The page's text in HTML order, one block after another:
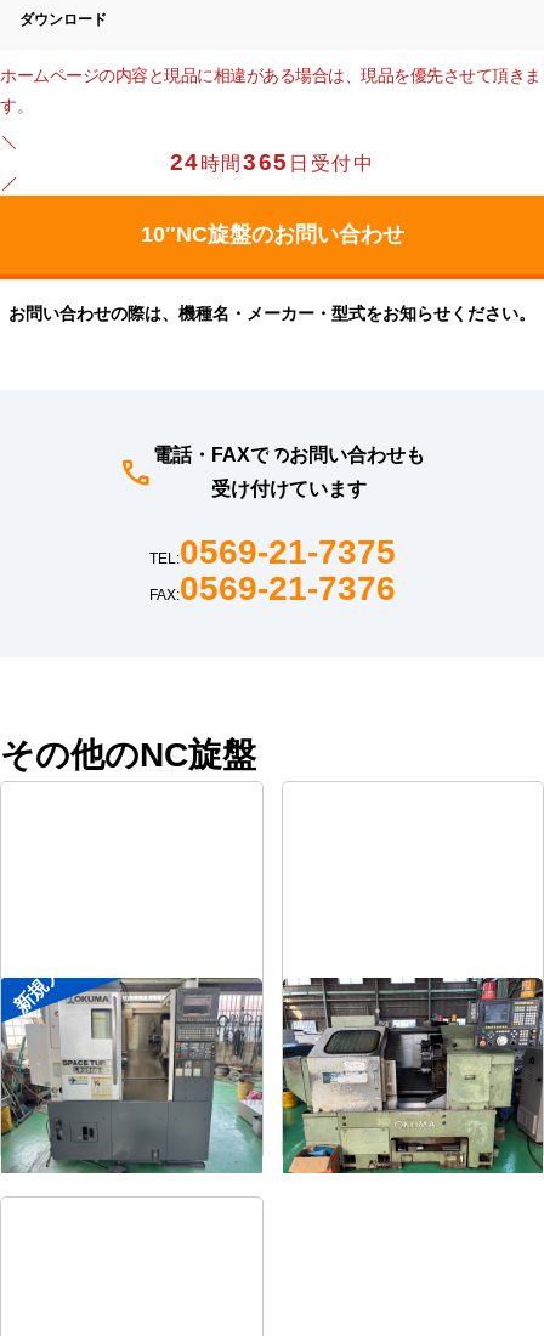
ダウンロード
ホームページの内容と現品に相違がある場合は、現品を優先させて頂きま
す。
24時間365 日受付中
お問い合わせの際は、機種名・メーカー・型式をお知らせください。
電話・FAXでのお問い合わせも
受け付けています
TEL:0569-21-7375
FAX:0569-21-7376
その他のNC旋盤
新規入荷
8″NC旋盤
メーカー オークマ
形 式LB2500EX
年 式
8″NC旋盤
メーカー オークマ
形 式LB-12
年 式1989